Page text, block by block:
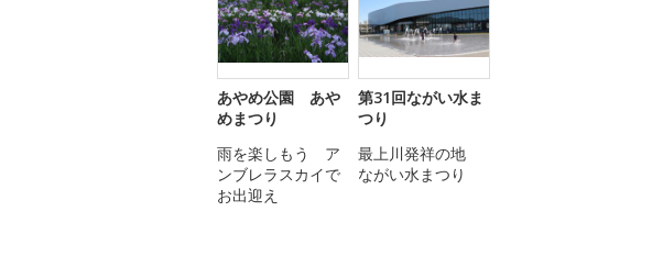
あやめ公園 あや
めまつり
雨を楽しもう ア
ンブレラスカイで
お出迎え
第31回ながい水ま
つり
最上川発祥の地
ながい水まつり